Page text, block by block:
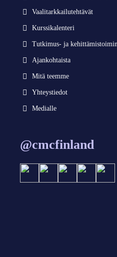
Vaalitarkkailutehtävät
Kurssikalenteri
Tutkimus- ja
Ajankohtaista
Mitä teemme
Yhteystiedot
Medialle
@cmcfinland